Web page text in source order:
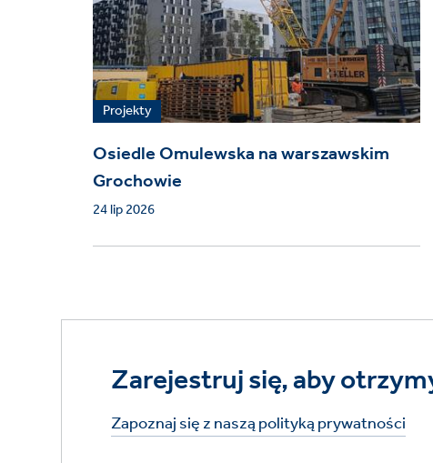
Projekty
Osiedle Omulewska na warszawskim
Grochowie
24 lip 2026
Zarejestruj się, aby
Zapoznaj się z naszą polityką prywatności